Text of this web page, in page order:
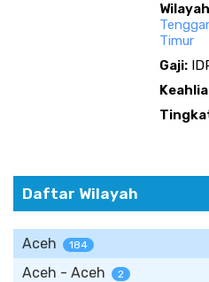
Timur
Gaji:
Daftar Wilayah
Aceh 184
Aceh - Aceh 2